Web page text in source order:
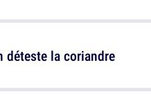
déteste la coriandre